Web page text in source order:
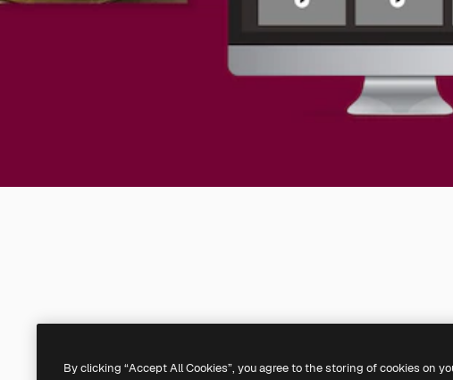
By clicking “Accept All Cookies”, you agree to the storing of cookies on